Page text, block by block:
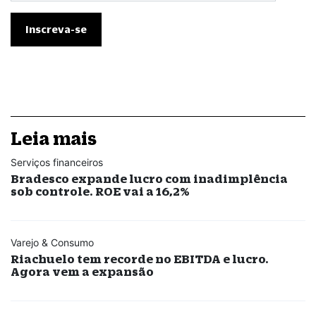
Leia mais
Serviços financeiros
Bradesco expande lucro com inadimplência
sob controle. ROE vai a 16,2%
Varejo & Consumo
Riachuelo tem recorde no EBITDA e lucro.
Agora vem a expansão